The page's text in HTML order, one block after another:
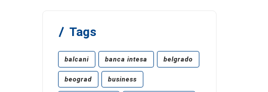
Tags
balcani banca intesa belgrado
beograd business